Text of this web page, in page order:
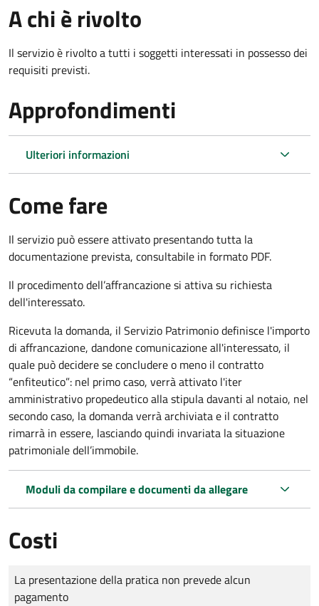
A chi è rivolto
Il servizio è rivolto a tutti i soggetti interessati in possesso dei
requisiti previsti.
Approfondimenti
Ulteriori informazioni
Come fare
Il servizio può essere attivato presentando tutta la
documentazione prevista, consultabile in formato PDF.
Il procedimento dell’affrancazione si attiva su richiesta
dell'interessato.
Ricevuta la domanda, il Servizio Patrimonio definisce l'importo
di affrancazione, dandone comunicazione all'interessato, il
quale può decidere se concludere o meno il contratto
“enfiteutico”: nel primo caso, verrà attivato l'iter
amministrativo propedeutico alla stipula davanti al notaio, nel
secondo caso, la domanda verrà archiviata e il contratto
rimarrà in essere, lasciando quindi invariata la situazione
patrimoniale dell’immobile.
Moduli da compilare e documenti da allegare
Costi
Tipo di pagamento
Importo
La presentazione della pratica non prevede alcun
pagamento